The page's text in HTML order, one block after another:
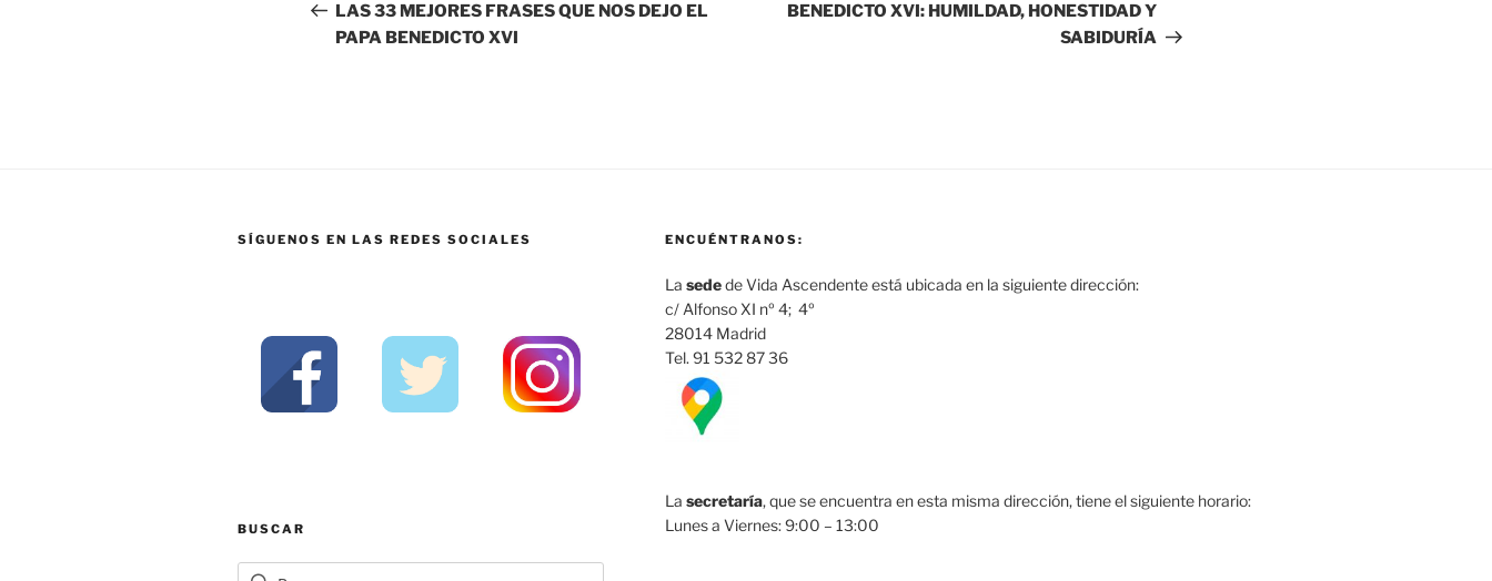
LAS 33 MEJORES FRASES QUE NOS DEJO EL
PAPA BENEDICTO XVI
BENEDICTO XVI: HUMILDAD, HONESTIDAD Y
SABIDURÍA
SÍGUENOS EN LAS REDES SOCIALES
BUSCAR
ENCUÉNTRANOS:
La sedede Vida Ascendente está ubicada en la siguiente dirección:
c/ Alfonso XI nº 4; 4º
28014 Madrid
Tel. 91 532 87 36
La secretaría, que se encuentra en esta misma dirección, tiene el siguiente horario:
Lunes a Viernes: 9:00 – 13:00